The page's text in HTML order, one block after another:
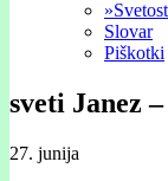
Slovar
Piškotki
sveti Janez
27. junija